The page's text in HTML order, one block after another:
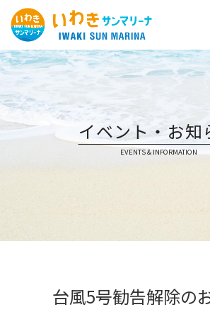
Skip
content
イベント・お知
EVENTS & INFORMATION
台風5号勧告解除の